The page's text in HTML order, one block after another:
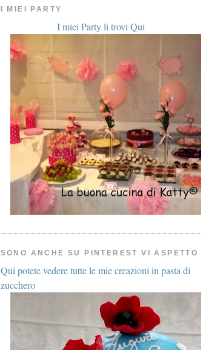
I MIEI PARTY
I miei Party li trovi Qui
SONO ANCHE SU PINTEREST VI ASPETTO
Qui potete vedere tutte le mie creazioni in pasta di
zucchero